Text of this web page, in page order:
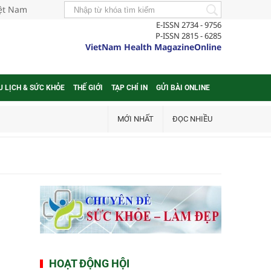
Nam
E-ISSN 2734 - 9756
P-ISSN 2815 - 6285
VietNam Health MagazineOnline
LỊCH & SỨC KHỎE THẾ GIỚI TẠP CHÍ IN GỬI BÀI ONLINE
MỚI NHẤT ĐỌC NHIỀU
HOẠT ĐỘNG HỘI